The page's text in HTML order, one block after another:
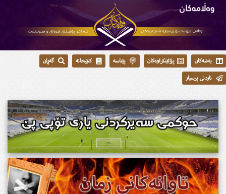
بەشەکان پۆلێنکراوەکان پێناسە کتێبخانە
گەڕان
ناردنی پرسیار